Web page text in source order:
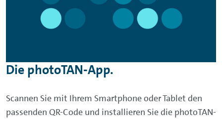
Die photoTAN-App.
Scannen Sie mit Ihrem Smartphone oder Tablet den
passenden QR-Code und installieren Sie die photoTAN-